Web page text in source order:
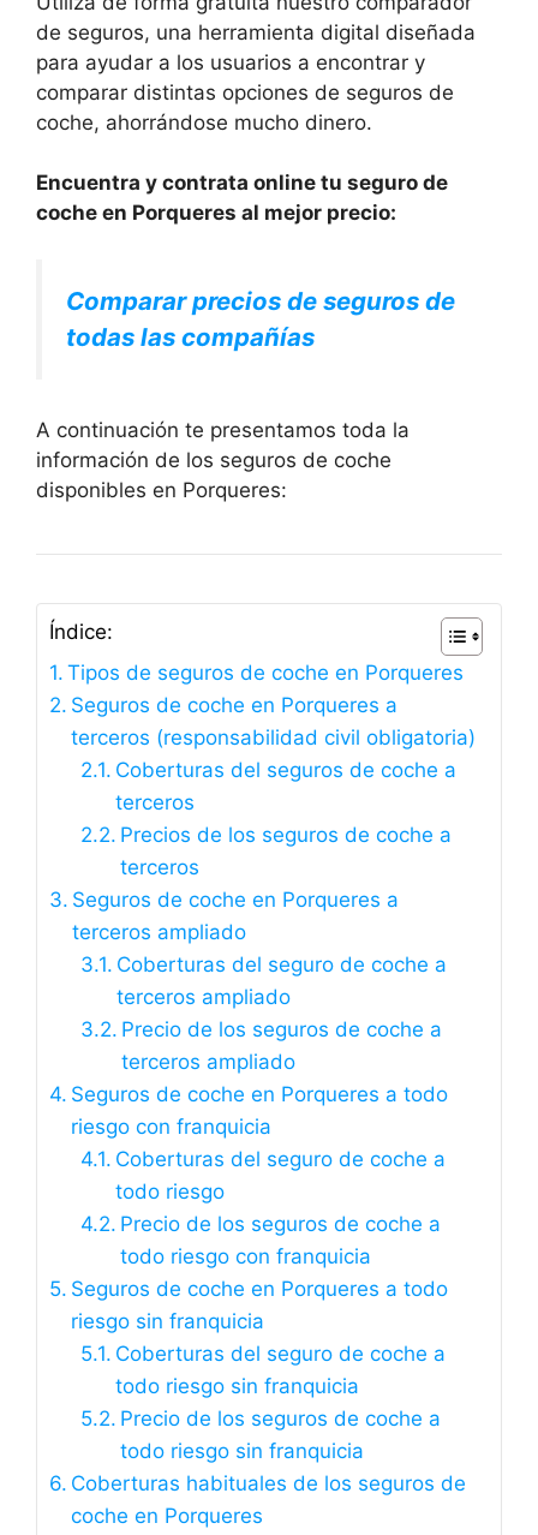
de seguros, una herramienta digital diseñada
para ayudar a los usuarios a encontrar y
comparar distintas opciones de seguros de
coche, ahorrándose mucho dinero.
Encuentra y contrata online tu seguro de
coche en Porqueres al mejor precio:
Comparar precios de seguros de
todas las compañías
A continuación te presentamos toda la
información de los seguros de coche
disponibles en Porqueres:
Índice:
Tipos de seguros de coche en Porqueres
Seguros de coche en Porqueres a
terceros (responsabilidad civil obligatoria)
Coberturas del seguros de coche a
terceros
Precios de los seguros de coche a
terceros
Seguros de coche en Porqueres a
terceros ampliado
Coberturas del seguro de coche a
terceros ampliado
Precio de los seguros de coche a
terceros ampliado
Seguros de coche en Porqueres a todo
riesgo con franquicia
Coberturas del seguro de coche a
todo riesgo
Precio de los seguros de coche a
todo riesgo con franquicia
Seguros de coche en Porqueres a todo
riesgo sin franquicia
Coberturas del seguro de coche a
todo riesgo sin franquicia
Precio de los seguros de coche a
todo riesgo sin franquicia
Coberturas habituales de los seguros de
coche en Porqueres